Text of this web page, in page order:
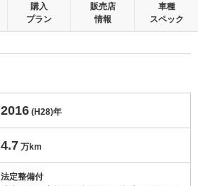
購入
プラン
販売店
情報
車種
スペック
2016 (H28)年
4.7 万km
法定整備付